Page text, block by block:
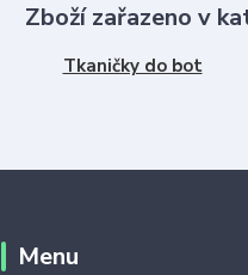
Zboží zařazeno v
Tkaničky do bot
Menu